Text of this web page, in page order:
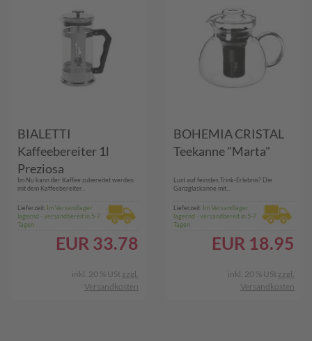
BIALETTI
Kaffeebereiter 1l
Preziosa
Im Nu kann der Kaffee zubereitet werden
mit dem Kaffeebereiter...
Lieferzeit: Im Versandlager
lagernd - versandbereit in 5-7
Tagen
EUR 33.78
inkl. 20 % USt zzgl.
Versandkosten
BOHEMIA CRISTAL
Teekanne "Marta"
Lust auf feinstes Trink-Erlebnis? Die
Ganzglaskanne mit...
Lieferzeit: Im Versandlager
lagernd - versandbereit in 5-7
Tagen
EUR 18.95
inkl. 20 % USt zzgl.
Versandkosten